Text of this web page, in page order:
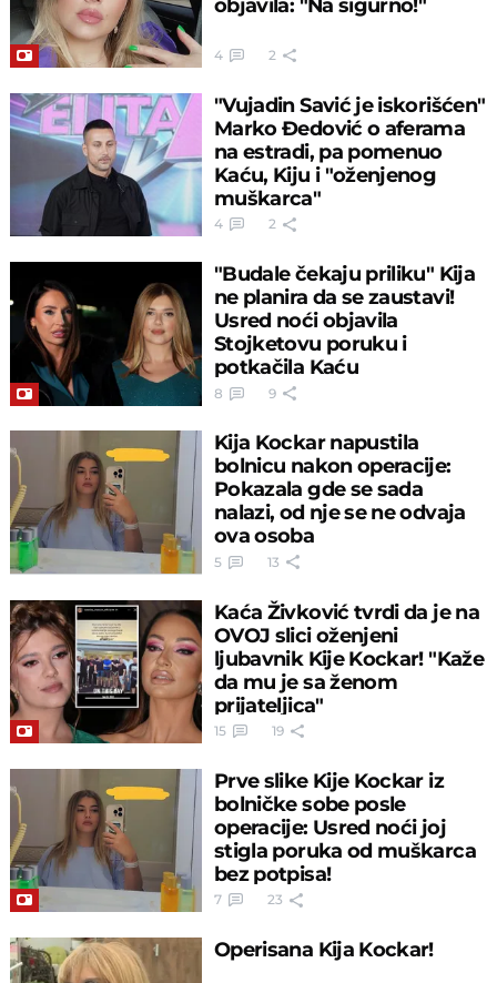
objavila: "Na sigurno!"
4 2
"Vujadin Savić je iskorišćen"
Marko Đedović o aferama
na estradi, pa pomenuo
Kaću, Kiju i "oženjenog
muškarca"
4 2
"Budale čekaju priliku" Kija
ne planira da se zaustavi!
Usred noći objavila
Stojketovu poruku i
potkačila Kaću
8 9
Kija Kockar napustila
bolnicu nakon operacije:
Pokazala gde se sada
nalazi, od nje se ne odvaja
ova osoba
5 13
Kaća Živković tvrdi da je na
OVOJ slici oženjeni
ljubavnik Kije Kockar! "Kaže
da mu je sa ženom
prijateljica"
15 19
Prve slike Kije Kockar iz
bolničke sobe posle
operacije: Usred noći joj
stigla poruka od muškarca
bez potpisa!
7 23
Operisana Kija Kockar!